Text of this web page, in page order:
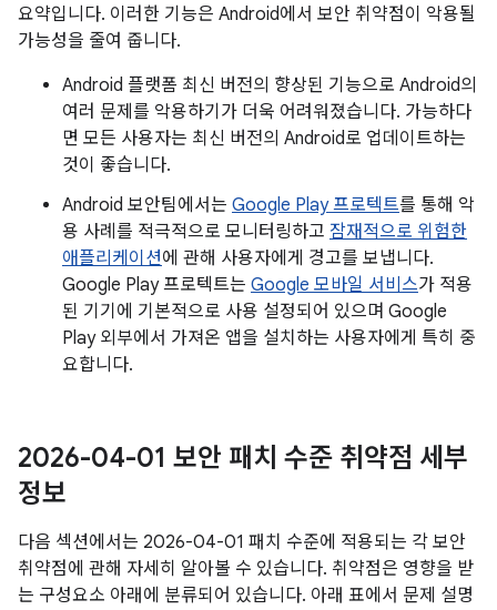
요약입니다. 이러한 기능은 Android에서 보안 취약점이 악용될
가능성을 줄여 줍니다.
Android 플랫폼 최신 버전의 향상된 기능으로 Android의
여러 문제를 악용하기가 더욱 어려워졌습니다. 가능하다
면 모든 사용자는 최신 버전의 Android로 업데이트하는
것이 좋습니다.
Android 보안팀에서는 Google Play 프로텍트를 통해 악
용 사례를 적극적으로 모니터링하고 잠재적으로 위험한
애플리케이션에 관해 사용자에게 경고를 보냅니다.
Google Play 프로텍트는 Google 모바일 서비스가 적용
된 기기에 기본적으로 사용 설정되어 있으며 Google
Play 외부에서 가져온 앱을 설치하는 사용자에게 특히 중
요합니다.
2026-04-01 보안 패치 수준 취약점 세부
정보
다음 섹션에서는 2026-04-01 패치 수준에 적용되는 각 보안
취약점에 관해 자세히 알아볼 수 있습니다. 취약점은 영향을 받
는 구성요소 아래에 분류되어 있습니다. 아래 표에서 문제 설명